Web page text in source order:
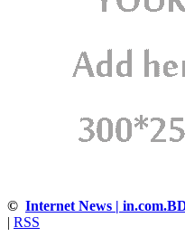
© Internet News |
| RSS